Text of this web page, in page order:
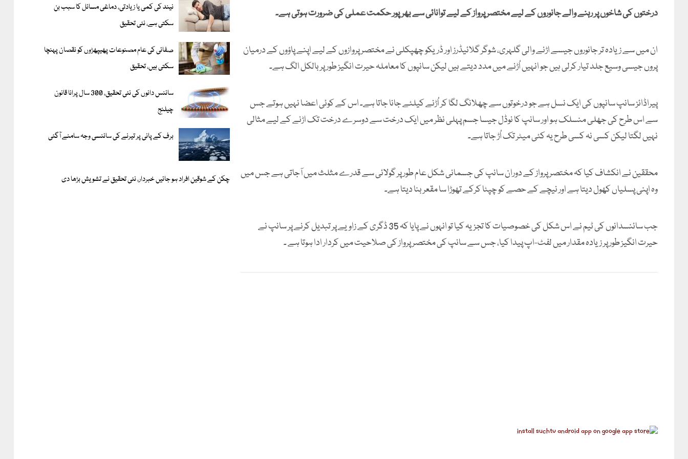
درختوں کی شاخوں پر رہنے والے جانوروں کے لیے مختصر پرواز کے لیے توانائی سے بھرپور حکمت عملی کی ضرورت ہوتی ہے۔
ان میں سے زیادہ تر جانوروں جیسے اڑنے والی گلہری، شوگر گلائیڈرز اور ڈریکو چھپکلی نے مختصر پروازوں کے لیے اپنے پاؤوں کے درمیان
پروں جیسی وسیع جلد تیار کرلی ہیں جو انہیں اُڑنے میں مدد دیتے ہیں لیکن سانپوں کا معاملہ حیرت انگیز طور پر بالکل الگ ہے۔
پیراڈائز سانپ سانپوں کی ایک نسل ہے جو درخوتوں سے چھلانگ لگا کر اُڑنے کیلئے جانا جاتا ہے۔ اس کے کوئی اعضا نہیں ہوتے جس
سے اس طرح کی جھلی منسلک ہو اور سانپ کا نوڈل جیسا جسم پہلی نظر میں ایک درخت سے دوسرے درخت تک اڑنے کے لیے مثالی
نہیں لگتا لیکن کسی نہ کسی طرح یہ کئی میٹر تک اُڑ جاتا ہے۔
محققین نے انکشاف کیا کہ مختصر پرواز کے دوران سانپ کی جسمانی شکل عام طور پر گولائی سے قدرے مثلث میں آجاتی ہے جس میں
وہ اپنی پسلیاں کھول دیتا ہے اور نیچے کے حصے کو چپٹا کرکے تھوڑا سا مقعر بنا دیتا ہے۔
جب سائنسدانوں کی ٹیم نے اس شکل کی خصوصیات کا تجزیہ کیا تو انہوں نے پایا کہ 35 ڈگری کے زاویے پر تبدیل کرنے پر سانپ نے
حیرت انگیز طور پر زیادہ مقدار میں لفٹ-اپ پیدا کیا، جس سے سانپ کی مختصر پرواز کی صلاحیت میں کردار ادا ہوتا ہے ۔
نیند کی کمی یا زیادتی، دماغی مسائل کا سبب بن
سکتی ہے، نئی تحقیق
صفائی کی عام مصنوعات پھیپھڑوں کو نقصان پہنچا
سکتی ہیں، تحقیق
سائنس دانوں کی نئی تحقیق، 300 سال پرانا قانون
چیلنج
برف کے پانی پر تیرنے کی سائنسی وجہ سامنے آگئی
چکن کے شوقین افراد ہو جائیں خبردار، نئی تحقیق نے تشویش بڑھا دی